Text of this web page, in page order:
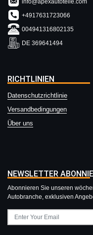
+4917631723066
004941316802135
DE 369641494
RICHTLINIEN
Datenschutzrichtlinie
Versandbedingungen
Über uns
NEWSLETTER
Abonnieren Sie unseren
Autobranche, exklusiven